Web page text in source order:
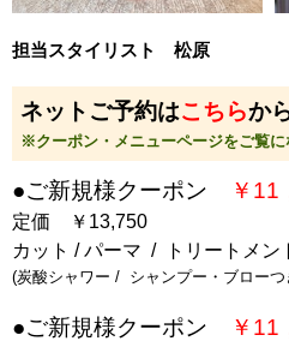
担当スタイリスト 松原
ネットご予約はこちらか
※クーポン・メニューページをご覧に
●ご新規様クーポン ￥11
定価 ￥13,750
カット / パーマ / トリートメン
(炭酸シャワー / シャンプー・ブローつ
●ご新規様クーポン ￥11